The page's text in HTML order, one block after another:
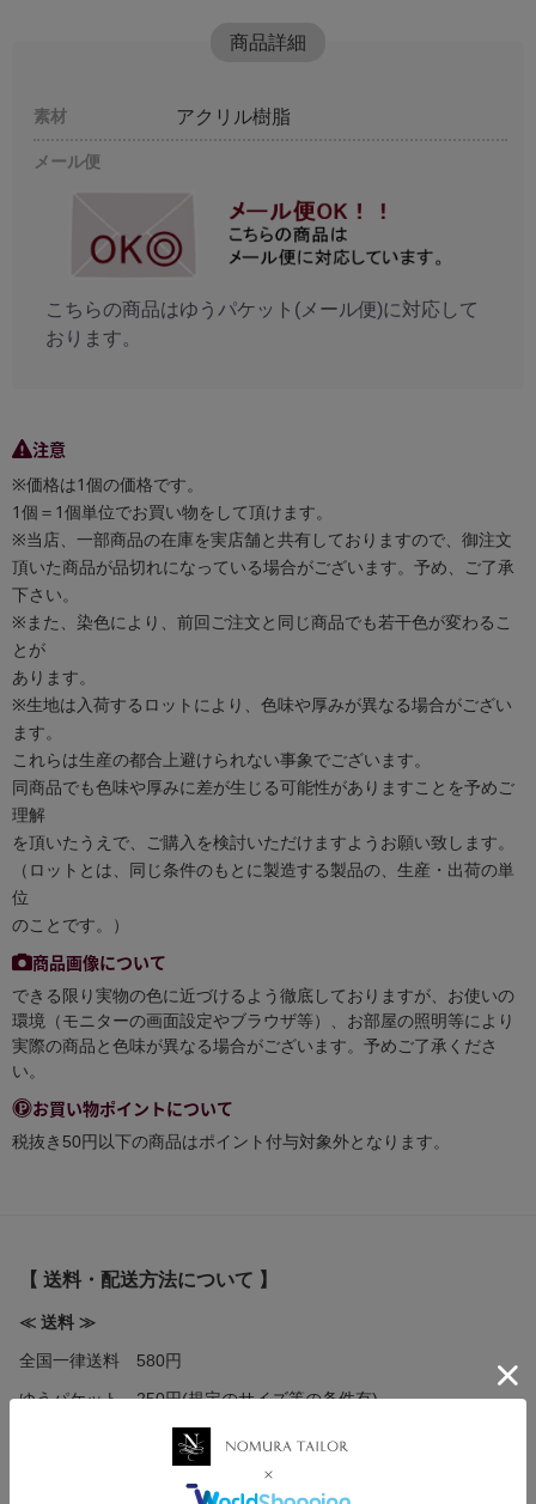
商品詳細
素材 アクリル樹脂
メール便
こちらの商品はゆうパケット(メール便)に対応して
おります。
注意
※価格は1個の価格です。
1個＝1個単位でお買い物をして頂けます。
※当店、一部商品の在庫を実店舗と共有しておりますので、御注文
頂いた商品が品切れになっている場合がございます。予め、ご了承
下さい。
※また、染色により、前回ご注文と同じ商品でも若干色が変わるこ
とが
あります。
※生地は入荷するロットにより、色味や厚みが異なる場合がござい
ます。
これらは生産の都合上避けられない事象でございます。
同商品でも色味や厚みに差が生じる可能性がありますことを予めご
理解
を頂いたうえで、ご購入を検討いただけますようお願い致します。
（ロットとは、同じ条件のもとに製造する製品の、生産・出荷の単
位
のことです。）
商品画像について
できる限り実物の色に近づけるよう徹底しておりますが、お使いの
環境（モニターの画面設定やブラウザ等）、お部屋の照明等により
実際の商品と色味が異なる場合がございます。予めご了承くださ
い。
お買い物ポイントについて
税抜き50円以下の商品はポイント付与対象外となります。
【 送料・配送方法について 】
≪ 送料 ≫
全国一律送料 580円
ゆうパケット 250円(規定のサイズ等の条件有)
5,500円（税込）以上お買い上げで国内送料無料！！